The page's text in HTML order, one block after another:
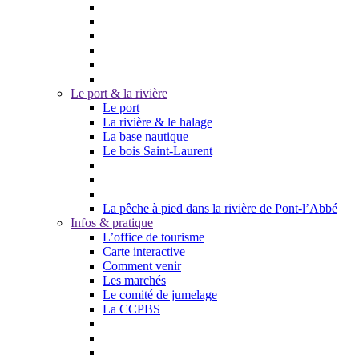
Le port & la rivière
Le port
La rivière & le halage
La base nautique
Le bois Saint-Laurent
La pêche à pied dans la rivière de Pont-l’Abbé
Infos & pratique
L’office de tourisme
Carte interactive
Comment venir
Les marchés
Le comité de jumelage
La CCPBS